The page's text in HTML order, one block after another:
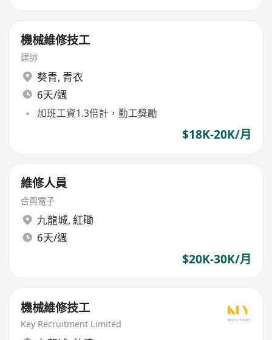
機械維修技工
建帥
葵青, 青衣
6天/週
加班工資1.3倍計，勤工獎勵
$18K-20K/月
維修人員
合興電子
九龍城, 紅磡
6天/週
$20K-30K/月
機械維修技工
Key Recruitment Limited